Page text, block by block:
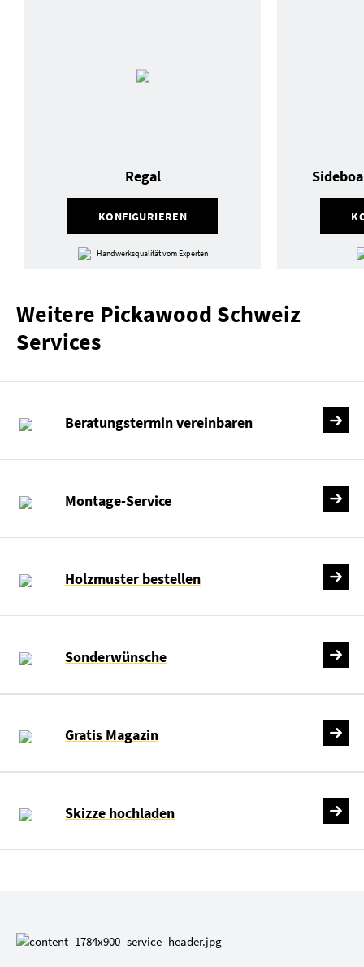
KONFIGURIEREN
Regal
Handwerksqualität vom Experten
Weitere Pickawood Schweiz
Services
Beratungstermin vereinbaren
Montage-Service
Holzmuster bestellen
Sonderwünsche
Gratis Magazin
Skizze hochladen